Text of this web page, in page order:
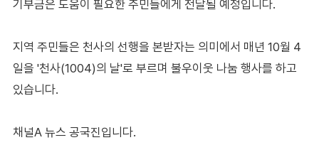
기부금은 도움이 필요한 주민들에게 전달될 예정입니다.
지역 주민들은 천사의 선행을 본받자는 의미에서 매년 10월 4
일을 '천사(1004)의 날'로 부르며 불우이웃 나눔 행사를 하고
있습니다.
채널A 뉴스 공국진입니다.